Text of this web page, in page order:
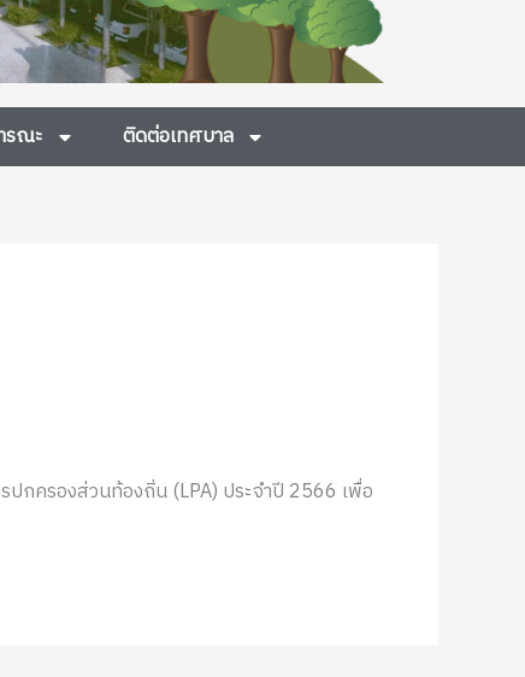
รณะ ติดต่อเทศบาล
ปกครองส่วนท้องถิ่น (LPA) ประจำปี 2566 เพื่อ